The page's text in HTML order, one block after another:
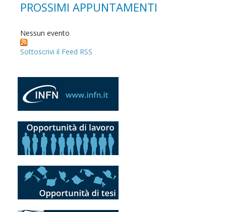
PROSSIMI APPUNTAMENTI
Nessun evento
Sottoscrivi il Feed RSS